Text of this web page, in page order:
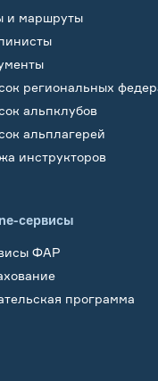
и маршруты
региональных
альпклубов
альплагерей
инструкторов
сервисы
ФАР
программа